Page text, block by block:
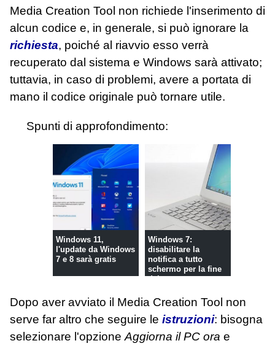
Media Creation Tool non richiede l'inserimento di
alcun codice e, in generale, si può ignorare la
richiesta, poiché al riavvio esso verrà
recuperato dal sistema e Windows sarà attivato;
tuttavia, in caso di problemi, avere a portata di
mano il codice originale può tornare utile.
Spunti di approfondimento:
Windows 11,
l'update da Windows
7 e 8 sarà gratis
Windows 7:
disabilitare la
notifica a tutto
schermo per la fine
del supporto
Dopo aver avviato il Media Creation Tool non
serve far altro che seguire le istruzioni: bisogna
selezionare l'opzione Aggiorna il PC ora e